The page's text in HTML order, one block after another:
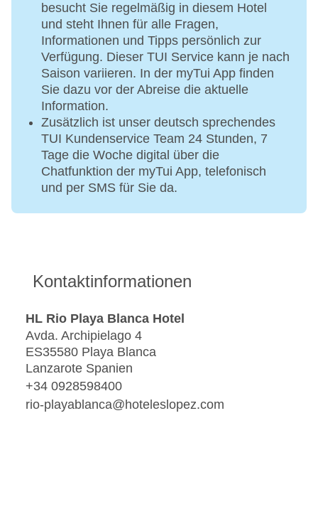
besucht Sie regelmäßig in diesem Hotel
und steht Ihnen für alle Fragen,
Informationen und Tipps persönlich zur
Verfügung. Dieser TUI Service kann je nach
Saison variieren. In der myTui App finden
Sie dazu vor der Abreise die aktuelle
Information.
Zusätzlich ist unser deutsch sprechendes
TUI Kundenservice Team 24 Stunden, 7
Tage die Woche digital über die
Chatfunktion der myTui App, telefonisch
und per SMS für Sie da.
Kontaktinformationen
HL Rio Playa Blanca Hotel
Avda. Archipielago 4
ES35580 Playa Blanca
Lanzarote Spanien
+34 0928598400
rio-playablanca@hoteleslopez.com